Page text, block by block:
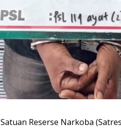
Satuan Reserse Narkoba